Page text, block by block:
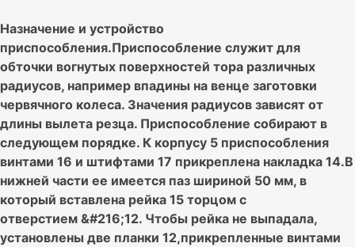
Назначение и устройство
приспособления.Приспособление служит для
обточки вогнутых поверхностей тора различных
радиусов, например впадины на венце заготовки
червячного колеса. Значения радиусов зависят от
длины вылета резца. Приспособление собирают в
следующем порядке. К корпусу 5 приспособления
винтами 16 и штифтами 17 прикреплена накладка 14.В
нижней части ее имеется паз шириной 50 мм, в
который вставлена рейка 15 торцом с
отверстием &#216;12. Чтобы рейка не выпадала,
установлены две планки 12,прикрепленные винтами